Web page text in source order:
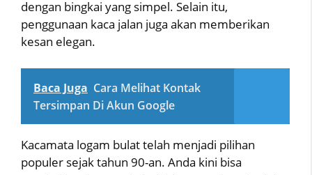
dengan bingkai yang simpel. Selain itu,
penggunaan kaca jalan juga akan memberikan
kesan elegan.
Baca Juga Cara Melihat Kontak
Tersimpan Di Akun Google
Kacamata logam bulat telah menjadi pilihan
populer sejak tahun 90-an. Anda kini bisa